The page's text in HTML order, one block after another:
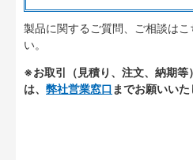
製品に関するご質問、ご相談は
い。
※お取引（見積り、注文、納期等
は、 弊社営業窓口 までお願いいた